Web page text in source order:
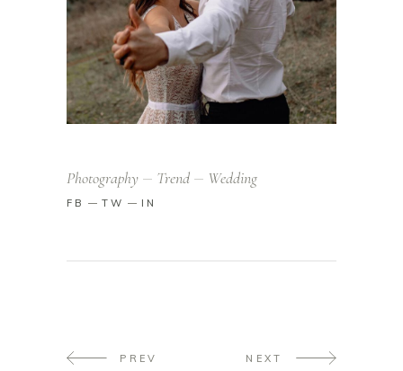
Photography Trend Wedding
FB TW IN
PREV NEXT